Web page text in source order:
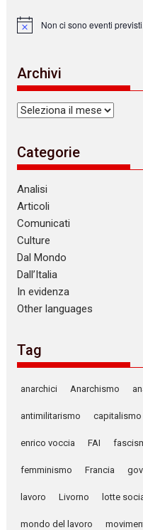
N
c
e
Non ci sono eventi previsti.
Archivi
Archivi
Categorie
Analisi
Articoli
Comunicati
Culture
Dal Mondo
Dall’Italia
In evidenza
Other languages
Tag
anarchici Anarchismo
antimilitarismo capitalismo
enrico voccia FAI
femminismo Francia
lavoro Livorno lotte
mondo del lavoro